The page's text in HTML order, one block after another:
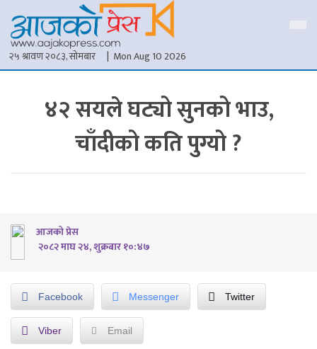
२५ श्रावण २०८३, सोमबार | Mon Aug 10 2026
४२ सयले घट्यो सुनको भाउ,
चाँदीको कति पुग्यो ?
आजको प्रेस
२०८२ माघ २४, शुक्रबार १०:४७
Facebook Messenger Twitter
Viber Email